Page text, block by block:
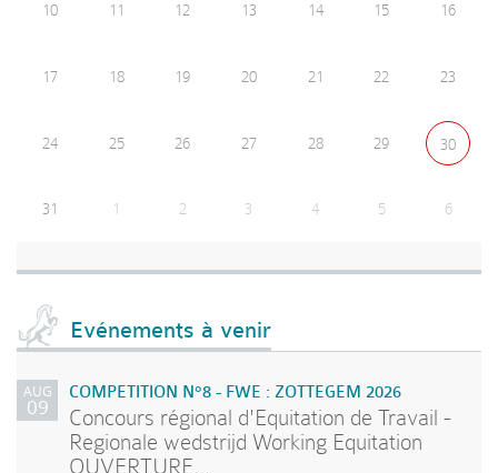
10 11 12 13 14 15 16
17 18 19 20 21 22 23
24 25 26 27 28 29 30
31 1 2 3 4 5 6
Evénements à venir
AUG
09
COMPETITION N°8 - FWE : ZOTTEGEM 2026
Concours régional d'Equitation de Travail -
Regionale wedstrijd Working Equitation
OUVERTURE...